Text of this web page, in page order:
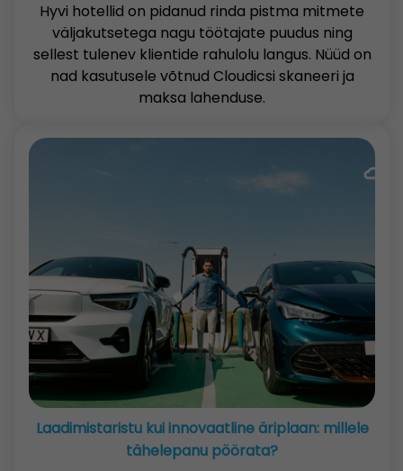
Hyvi hotellid on pidanud rinda pistma mitmete
väljakutsetega nagu töötajate puudus ning
sellest tulenev klientide rahulolu langus. Nüüd on
nad kasutusele võtnud Cloudicsi skaneeri ja
maksa lahenduse.
Laadimistaristu kui innovaatline äriplaan: millele
tähelepanu pöörata?